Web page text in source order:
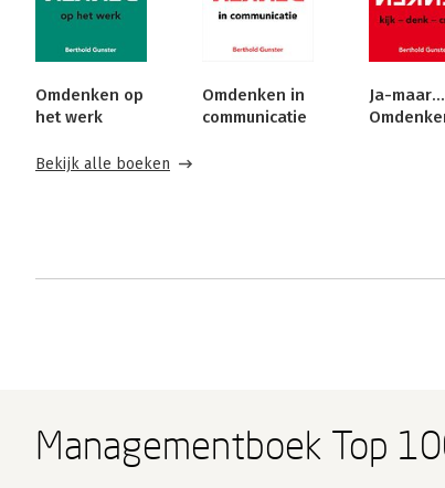
Omdenken op
het werk
Omdenken in
communicatie
Ja-maar...
Bekijk alle boeken
Managementboek Top